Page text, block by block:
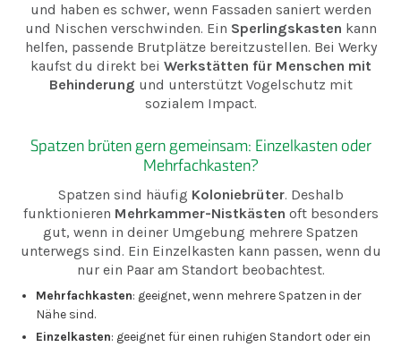
und haben es schwer, wenn Fassaden saniert werden
und Nischen verschwinden. Ein Sperlingskasten kann
helfen, passende Brutplätze bereitzustellen. Bei Werky
kaufst du direkt bei Werkstätten für Menschen mit
Behinderung und unterstützt Vogelschutz mit
sozialem Impact.
Spatzen brüten gern gemeinsam: Einzelkasten oder
Mehrfachkasten?
Spatzen sind häufig Koloniebrüter. Deshalb
funktionieren Mehrkammer-Nistkästen oft besonders
gut, wenn in deiner Umgebung mehrere Spatzen
unterwegs sind. Ein Einzelkasten kann passen, wenn du
nur ein Paar am Standort beobachtest.
Mehrfachkasten: geeignet, wenn mehrere Spatzen in der
Nähe sind.
Einzelkasten: geeignet für einen ruhigen Standort oder ein